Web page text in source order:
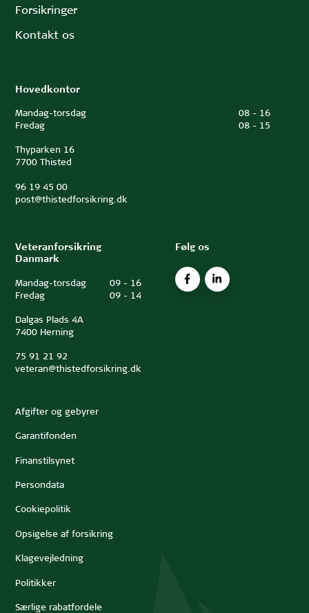
Forsikringer
Kontakt os
Hovedkontor
Mandag-torsdag 08- 16
Fredag
08- 15
Thyparken 16
7700 Thisted
96 19 45 00
post@thistedforsikring.dk
Veteranforsikring
Danmark
Mandag-torsdag 09- 16
Fredag
09- 14
Dalgas Plads 4A
7400 Herning
75 91 21 92
veteran@thistedforsikring.dk
Følg os
Afgifter og gebyrer
Garantifonden
Finanstilsynet
Persondata
Cookiepolitik
Opsigelse af forsikring
Klagevejledning
Politikker
Særlige rabatfordele